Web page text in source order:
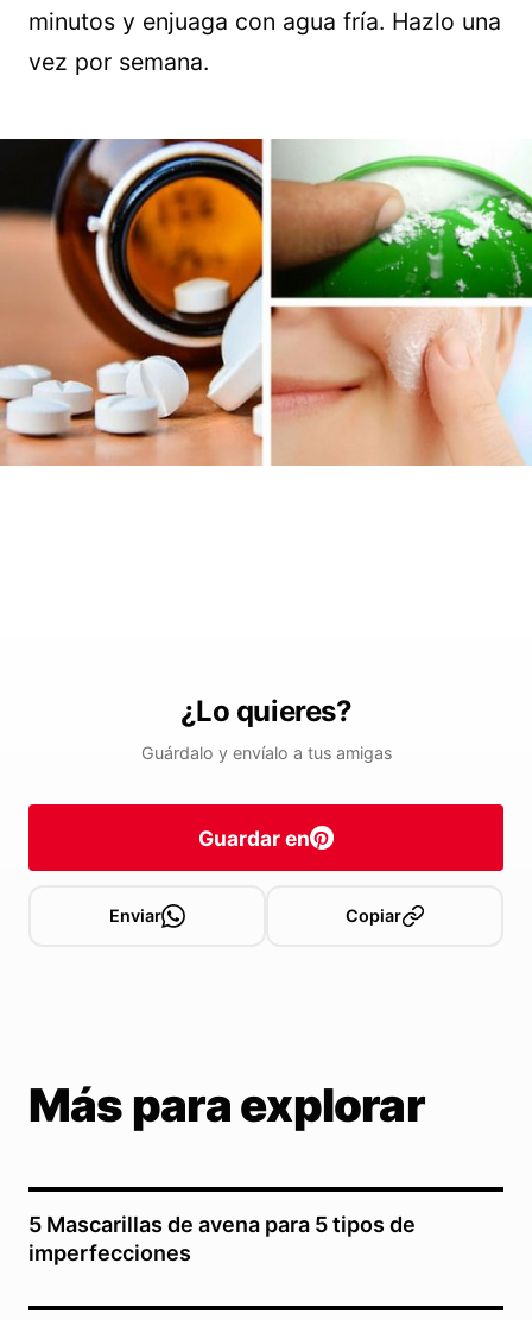
minutos y enjuaga con agua fría. Hazlo una
vez por semana.
¿Lo quieres?
Guárdalo y envíalo a tus amigas
Guardar en
Enviar Copiar
Más para explorar
5 Mascarillas de avena para 5 tipos de
imperfecciones